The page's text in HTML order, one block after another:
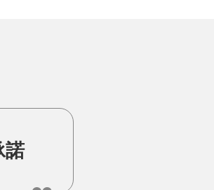
諾